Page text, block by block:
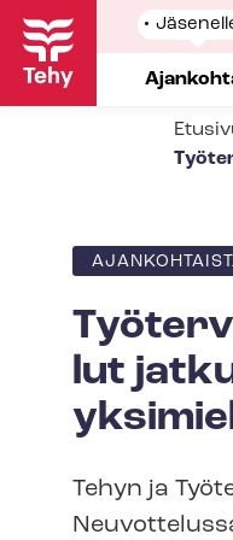
Hyppää
pääsisältöön
Show
Show
ARTIKKELIN
lut
Tehyn ja